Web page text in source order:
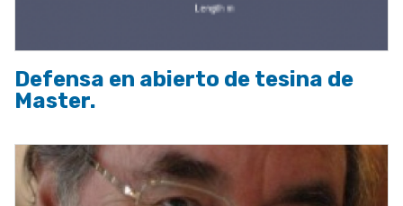
Defensa en abierto de tesina de
Master.